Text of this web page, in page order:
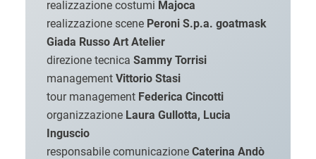
realizzazione costumi Majoca
realizzazione scene Peroni S.p.a. goatmask
Giada Russo Art Atelier
direzione tecnica Sammy Torrisi
management Vittorio Stasi
tour management Federica Cincotti
organizzazione Laura Gullotta, Lucia
Inguscio
responsabile comunicazione Caterina Andò